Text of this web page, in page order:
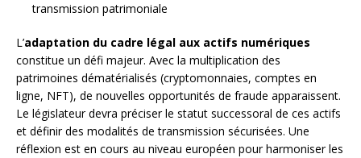
transmission patrimoniale
L’adaptation du cadre légal aux actifs numériques
constitue un défi majeur. Avec la multiplication des
patrimoines dématérialisés (cryptomonnaies, comptes en
ligne, NFT), de nouvelles opportunités de fraude apparaissent.
Le législateur devra préciser le statut successoral de ces actifs
et définir des modalités de transmission sécurisées. Une
réflexion est en cours au niveau européen pour harmoniser les